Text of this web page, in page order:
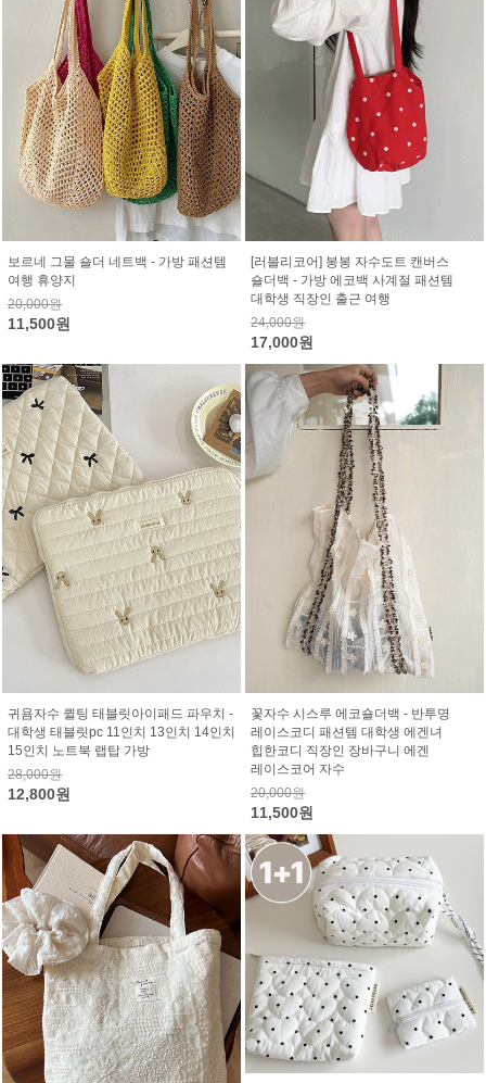
보르네 그물 숄더 네트백 - 가방 패션템
여행 휴양지
20,000원
11,500원
[러블리코어] 봉봉 자수도트 캔버스
숄더백 - 가방 에코백 사계절 패션템
대학생 직장인 출근 여행
24,000원
17,000원
귀욤자수 퀼팅 태블릿아이패드 파우치 -
대학생 태블릿pc 11인치 13인치 14인치
15인치 노트북 랩탑 가방
28,000원
12,800원
꽃자수 시스루 에코숄더백 - 반투명
레이스코디 패션템 대학생 에겐녀
힙한코디 직장인 장바구니 에겐
레이스코어 자수
20,000원
11,500원